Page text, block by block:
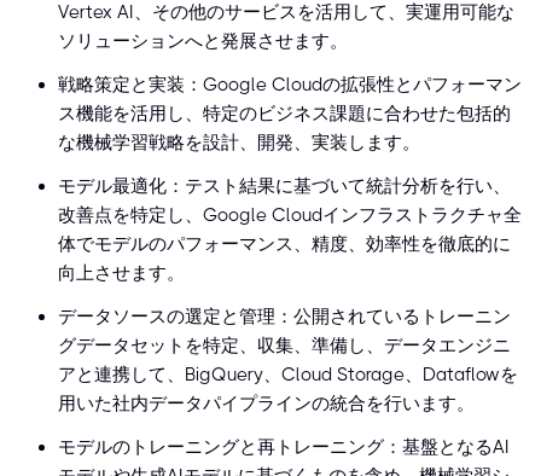
Vertex AI、その他のサービスを活用して、実運用可能な
ソリューションへと発展させます。
戦略策定と実装：Google Cloudの拡張性とパフォーマン
ス機能を活用し、特定のビジネス課題に合わせた包括的
な機械学習戦略を設計、開発、実装します。
モデル最適化：テスト結果に基づいて統計分析を行い、
改善点を特定し、Google Cloudインフラストラクチャ全
体でモデルのパフォーマンス、精度、効率性を徹底的に
向上させます。
データソースの選定と管理：公開されているトレーニン
グデータセットを特定、収集、準備し、データエンジニ
アと連携して、BigQuery、Cloud Storage、Dataflowを
用いた社内データパイプラインの統合を行います。
モデルのトレーニングと再トレーニング：基盤となるAI